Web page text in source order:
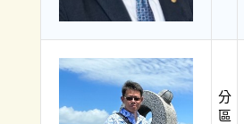
分
區